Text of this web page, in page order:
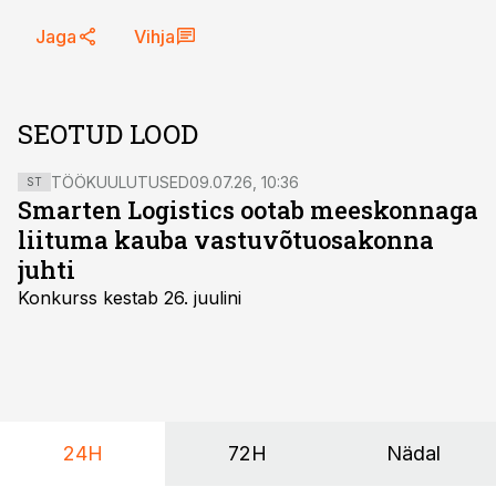
Jaga Vihja
SEOTUD LOOD
ST TÖÖKUULUTUSED09.07.26, 10:36
Smarten Logistics ootab meeskonnaga
liituma kauba vastuvõtuosakonna
juhti
Konkurss kestab 26. juulini
24H 72H Nädal